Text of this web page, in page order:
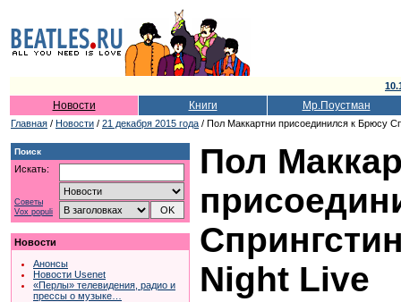
Новости Книги Мр.Поустман
Главная / Новости / 21 декабря 2015 года / Пол Маккартни присоединился к Брюсу
Поиск
Искать:
Советы
Vox populi
Новости
Анонсы
Новости Usenet
«Перлы» телевидения, радио и
прессы о музыке…
Пол
Night Live